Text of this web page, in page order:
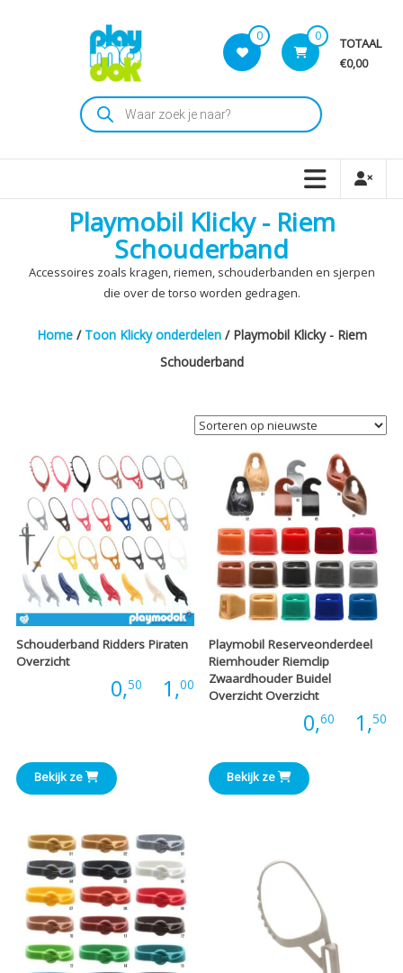
Playmodok
Tweedehands
dromen
voor
iedereen
0 0 TOTAAL
€0,00
Producten
zoeken
Playmobil Klicky - Riem
Schouderband
Accessoires zoals kragen, riemen, schouderbanden en sjerpen
die over de torso worden gedragen.
Home/ Toon Klicky onderdelen/ Playmobil Klicky - Riem
Schouderband
Schouderband Ridders Piraten
Overzicht
0,50 1,00Prijsklasse:
tot
€1,00
Bekijk ze
Playmobil Reserveonderdeel
Riemhouder Riemclip
Zwaardhouder Buidel
Overzicht Overzicht
0,60 1,50
Bekijk ze